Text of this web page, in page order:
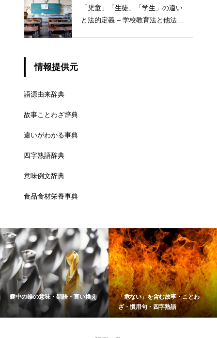
「児童」「生徒」「学生」の違い
と法的定義 – 学校教育法と他法律
情報提供元
語源由来辞典
故事ことわざ辞典
違いがわかる事典
四字熟語辞典
意味例文辞典
食品食材栄養事典
嚢中の錐の意味・類語・言い換え
「危ない」を含む故事・ことわ
ざ・慣用句・四字熟語